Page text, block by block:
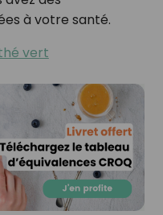
à votre santé.
vert